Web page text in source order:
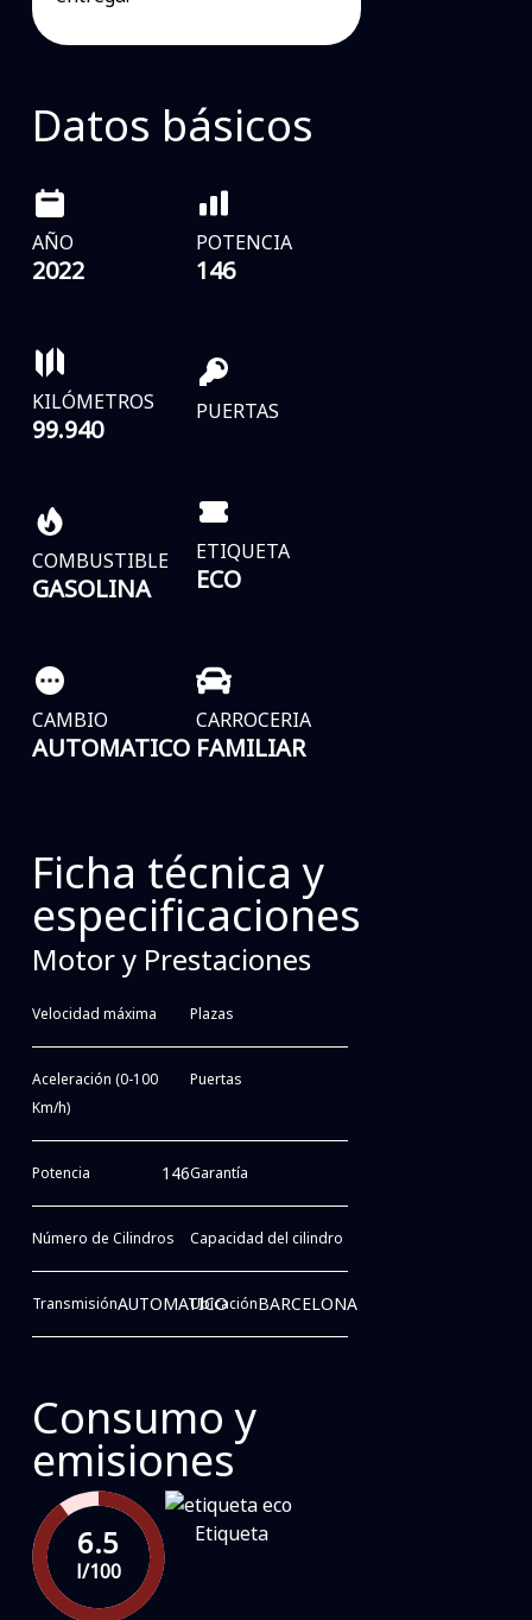
Datos básicos
AÑO
2022
KILÓMETROS
99.940
COMBUSTIBLE
GASOLINA
CAMBIO
AUTOMATICO
POTENCIA
146
PUERTAS
ETIQUETA
ECO
CARROCERIA
FAMILIAR
Ficha técnica y
especificaciones
Motor y Prestaciones
Velocidad máxima Plazas
Aceleración (0-100
Km/h)
Puertas
Potencia 146Garantía
Número de Cilindros Capacidad del cilindro
TransmisiónAUTOMATICO
UbicaciónBARCELONA
Consumo y
emisiones
6.5
l/100
Etiqueta